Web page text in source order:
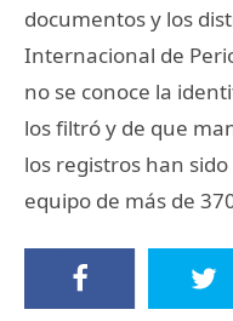
documentos y los
Internacional de
no se conoce la
los filtró y de que
los registros han
equipo de más de